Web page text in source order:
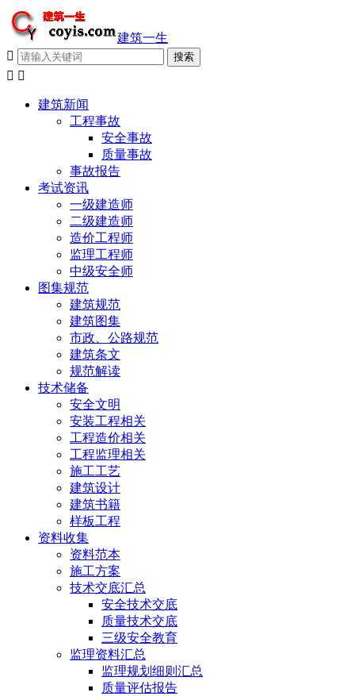
建筑一生

 
建筑新闻
工程事故
安全事故
质量事故
事故报告
考试资讯
一级建造师
二级建造师
造价工程师
监理工程师
中级安全师
图集规范
建筑规范
建筑图集
市政、公路规范
建筑条文
规范解读
技术储备
安全文明
安装工程相关
工程造价相关
工程监理相关
施工工艺
建筑设计
建筑书籍
样板工程
资料收集
资料范本
施工方案
技术交底汇总
安全技术交底
质量技术交底
三级安全教育
监理资料汇总
监理规划细则汇总
质量评估报告